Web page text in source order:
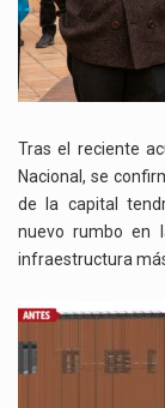
Tras el reciente
Nacional, se
de la capital
nuevo rumbo en
infraestructura